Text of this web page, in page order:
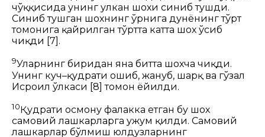
чўққисида унинг улкан шохи синиб тушди.
Синиб тушган шохнинг ўрнига дунёнинг тўрт
томонига қайрилган тўртта катта шох ўсиб
чиқди [7] .
9Уларнинг биридан яна битта шохча чиқди.
Унинг куч–қудрати ошиб, жануб, шарқ ва гўзал
Исроил ўлкаси [8] томон ёйилди.
10Қудрати осмону фалакка етган бу шох
самовий лашкарларга ҳужум қилди. Самовий
лашкарлар бўлмиш юлдузларнинг